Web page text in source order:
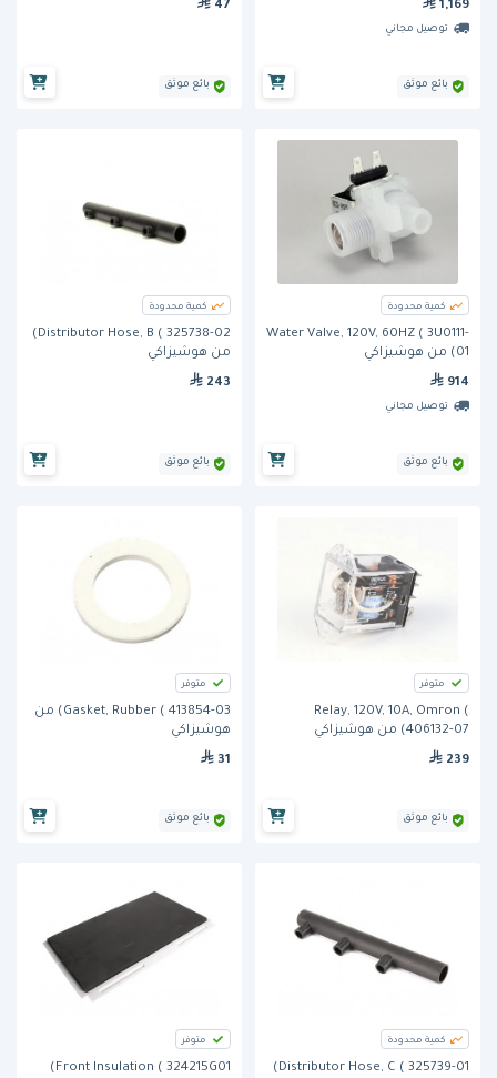
1,169
توصيل مجاني
بائع موثق
47
بائع موثق
كمية محدودة
Water Valve, 120V, 60HZ ( 3U0111-
01) من هوشيزاكي
914
توصيل مجاني
بائع موثق
كمية محدودة
Distributor Hose, B ( 325738-02)
من هوشيزاكي
243
بائع موثق
متوفر
Relay, 120V, 10A, Omron (
406132-07) من هوشيزاكي
239
بائع موثق
متوفر
Gasket, Rubber ( 413854-03) من
هوشيزاكي
31
بائع موثق
كمية محدودة
Distributor Hose, C ( 325739-01)
متوفر
Front Insulation ( 324215G01)